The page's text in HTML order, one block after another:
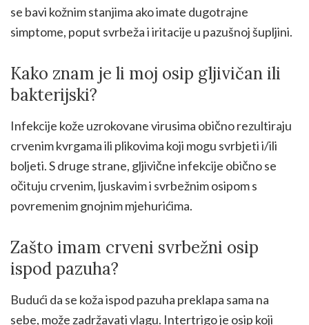
se bavi kožnim stanjima ako imate dugotrajne
simptome, poput svrbeža i iritacije u pazušnoj šupljini.
Kako znam je li moj osip gljivičan ili
bakterijski?
Infekcije kože uzrokovane virusima obično rezultiraju
crvenim kvrgama ili plikovima koji mogu svrbjeti i/ili
boljeti. S druge strane, gljivične infekcije obično se
očituju crvenim, ljuskavim i svrbežnim osipom s
povremenim gnojnim mjehurićima.
Zašto imam crveni svrbežni osip
ispod pazuha?
Budući da se koža ispod pazuha preklapa sama na
sebe, može zadržavati vlagu. Intertrigo je osip koji